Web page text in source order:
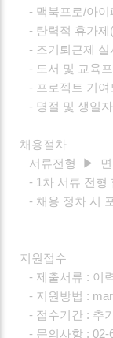
- 맥북프로/아이
- 탄력적 휴가제
- 조기퇴근제 실
- 도서 및 교육
- 프로젝트 기여
- 명절 및 생일
채용절차
서류전형 ▶ 면
- 1차 서류 전형
- 채용 정차 시
지원접수
- 제출서류 : 이
- 지원방법 :
- 접수기간 : 추
- 문의사항 : 02-